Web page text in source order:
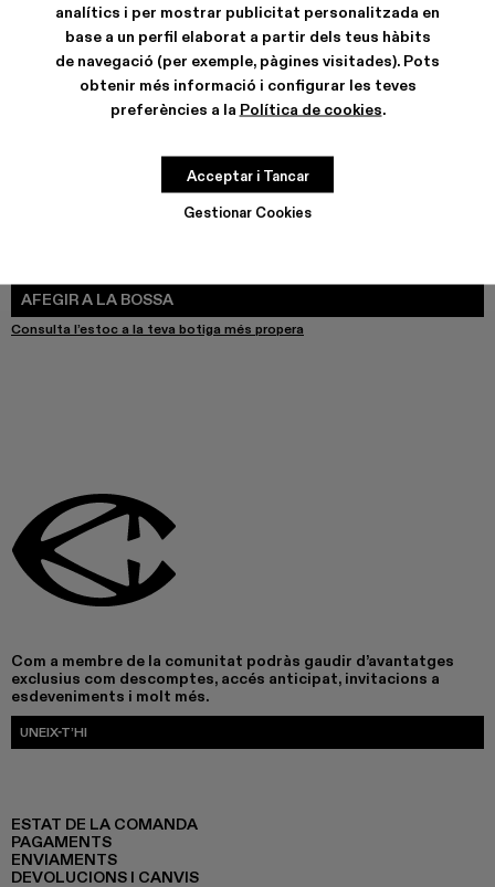
analítics i per mostrar publicitat personalitzada en
base a un perfil elaborat a partir dels teus hàbits
de navegació (per exemple, pàgines visitades). Pots
obtenir més informació i configurar les teves
preferències a la Política de cookies.
Gestionar Cookies
Acceptar i Tancar
Enviaments gratuïts en totes les compres fetes.
Fes els pagaments més fàcils amb Bizum, el servei gratuït,
instantani i segur.
Està disponible l’opció de lliurament exprés sense impacte
ambiental.
AFEGIR A LA BOSSA
Consulta l’estoc a la teva botiga més propera
Com a membre de la comunitat podràs gaudir d’avantatges
exclusius com descomptes, accés anticipat, invitacions a
esdeveniments i molt més.
UNEIX-T’HI
ESTAT DE LA COMANDA
PAGAMENTS
ENVIAMENTS
DEVOLUCIONS I CANVIS